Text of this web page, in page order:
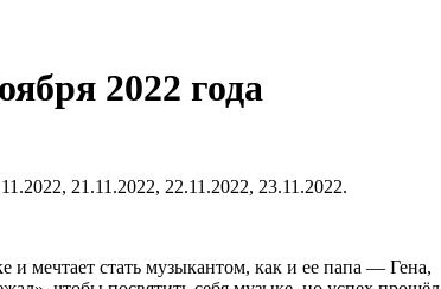
2022 года
21.11.2022, 22.11.2022, 23.11.2022.
мечтает стать музыкантом, как и ее папа — Гена,